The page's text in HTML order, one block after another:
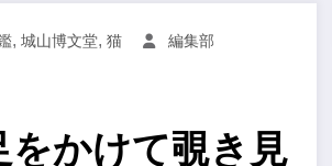
, 城山博文堂, 猫 編集部
をかけて覗き見